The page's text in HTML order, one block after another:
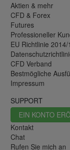
Aktien & mehr
CFD & Forex
Futures
Professioneller
EU Richtlinie
CFD Verband
Bestmögliche
Impressum
SUPPORT
EIN KONTO
Kontakt
Chat
Rufen Sie mich an